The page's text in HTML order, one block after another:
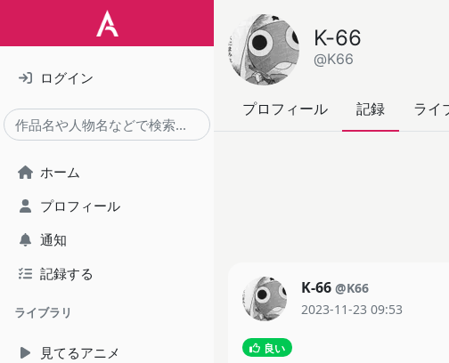
ログイン
ホーム
プロフィール
通知
記録する
ライブラリ
見てるアニメ
K-66
@K66
プロフィール 記録 ライ
K-66 @K66
2023-11-23 09:53
良い